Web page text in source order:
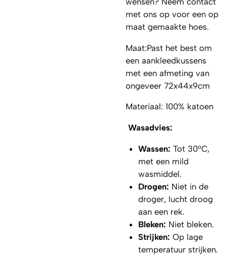
met ons op voor een op
maat gemaakte hoes.
Maat:Past het best om
een aankleedkussens
met een afmeting van
ongeveer 72x44x9cm
Materiaal: 100% katoen
Wasadvies:
Wassen: Tot 30°C,
met een mild
wasmiddel.
Drogen: Niet in de
droger, lucht droog
aan een rek.
Bleken: Niet bleken.
Strijken: Op lage
temperatuur strijken.